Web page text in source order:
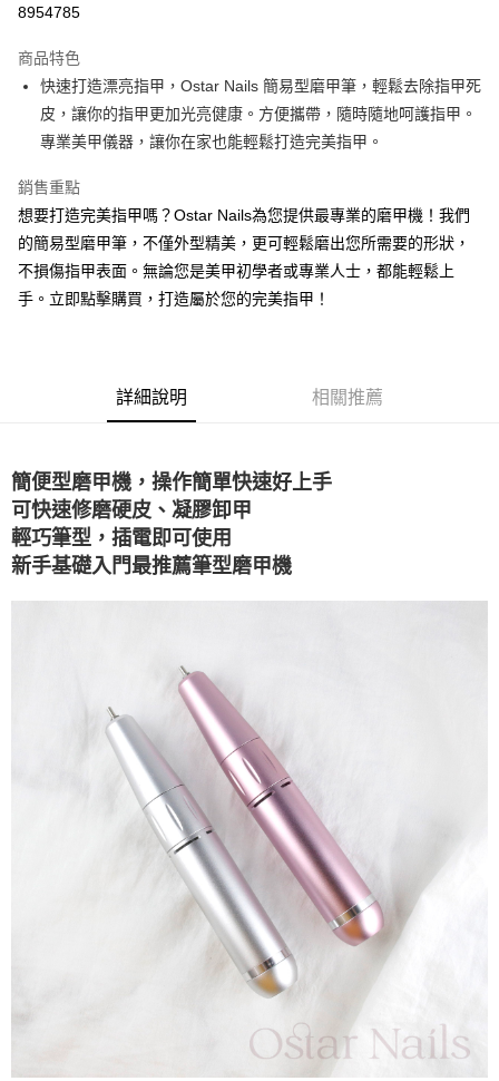
合作金庫商業銀行
華南商業銀行
彰化商業銀行
上海商業儲蓄銀行
台北富邦商業銀行
國泰世華商業銀行
兆豐國際商業銀行
匯豐（台灣）商業銀行
聯邦商業銀行
遠東國際商業銀行
元大商業銀行
永豐商業銀行
台新國際商業銀行
中國信託商業銀行
台灣樂天信用卡公司
超商取貨付款
LINE Pay
街口支付
悠遊付
AFTEE先享後付
相關說明
１．簡單：不需註冊會員、不需綁卡、不需儲值。
【「AFTEE先享後付」結帳流程】
１．於結帳方式選擇「AFTEE先享後付」後，將跳轉至「AFTEE先享後付」
結帳頁面，進行簡訊認證並確認金額後，即可完成結帳。
２．訂單成立數日內，您將收到繳費通知簡訊。
３．收到繳費通知簡訊後14天內，點擊此簡訊中的連結，可透過四大超商／
ATM／網路銀行／等多元方式進行付款，方視為交易完成。
是否繳費成功／繳費後需取消欲退款等相關疑問，請聯繫「AFTEE先享後付
https://netprotections.freshdesk.com/support/home
【注意事項】
１．透過由恩沛科技股份有限公司提供之「AFTEE先享後付」服務完成之交
易，需依本服務之必要範圍內提供個人資料，並將交易相關給付款項請求債
權轉讓予恩沛科技股份有限公司。
２．關於個人資料處理事宜，請瀏覽以下網址：
https://aftee.tw/terms/#terms3
３．未成年的使用者請事先徵得法定代理人或監護人之同意方可使用
「AFTEE先享後付」，若未經同意申辦者引起之損失，本公司不負相關責
４．使用「AFTEE先享後付」時，將依據個別帳號之用戶狀況，依本公司即
時審查核予不同之上限額度；若仍有額度不足之情形，本公司將視審查結果
５．嚴禁一人註冊多個帳號或使用他人資訊註冊。若發現惡意使用之情形，
恩沛科技股份有限公司將有權停止該用戶之使用額度並採取法律行動。
每筆NT$70，滿NT$2,500(含以上)免運費
付款後全家取貨
每筆NT$70，滿NT$2,500(含以上)免運費
每筆NT$70，滿NT$2,500(含以上)免運費
宅配 (可指定時間)
每筆NT$100，滿NT$2,500(含以上)免運費
每筆NT$100，滿NT$2,500(含以上)免運費
查看運費
8954785
商品特色
快速打造漂亮指甲，Ostar Nails 簡易型磨甲筆，輕鬆去除指甲死
皮，讓你的指甲更加光亮健康。方便攜帶，隨時隨地呵護指甲。
專業美甲儀器，讓你在家也能輕鬆打造完美指甲。
銷售重點
想要打造完美指甲嗎？Ostar Nails為您提供最專業的磨甲機！我們
的簡易型磨甲筆，不僅外型精美，更可輕鬆磨出您所需要的形狀，
不損傷指甲表面。無論您是美甲初學者或專業人士，都能輕鬆上
手。立即點擊購買，打造屬於您的完美指甲！
詳細說明 相關推薦
簡便型磨甲機，操作簡單快速好上手
可快速修磨硬皮、凝膠卸甲
輕巧筆型，插電即可使用
新手基礎入門最推薦筆型磨甲機